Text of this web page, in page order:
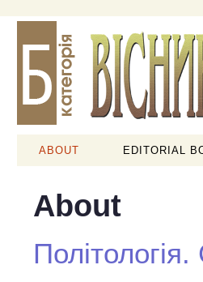
ABOUT EDITORIAL
About